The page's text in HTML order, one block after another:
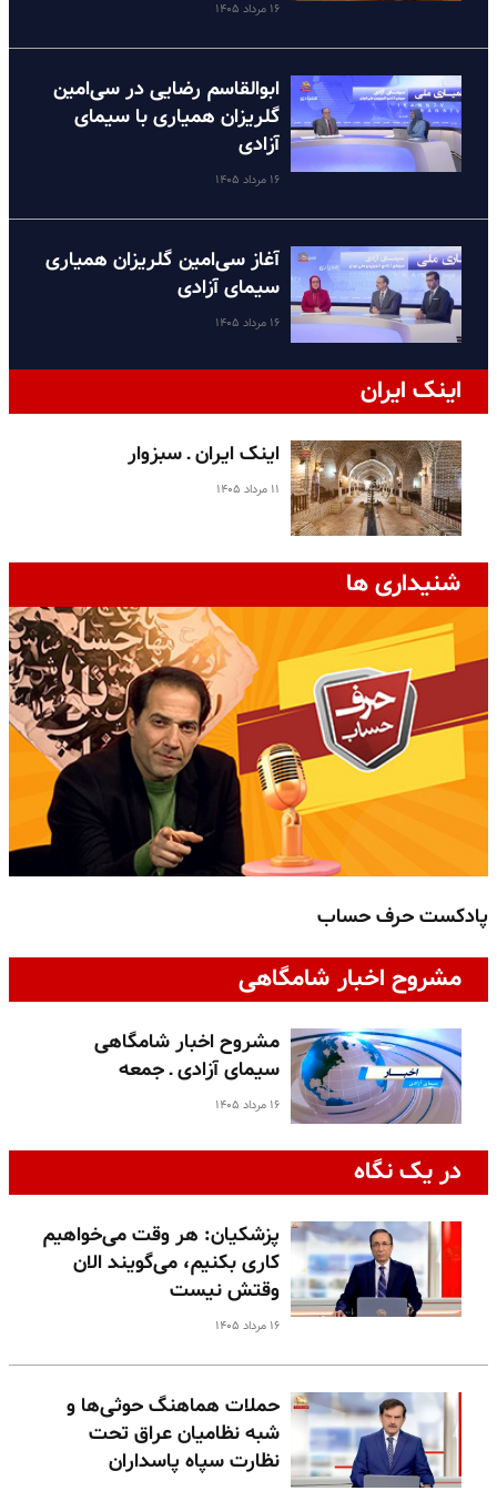
۱۶ مرداد ۱۴۰۵
ابوالقاسم رضایی در سی‌امین
گلریزان همیاری با سیمای
آزادی
۱۶ مرداد ۱۴۰۵
آغاز سی‌امین گلریزان همیاری
سیمای آزادی
۱۶ مرداد ۱۴۰۵
اینک ایران
اینک ایران ـ سبزوار
۱۱ مرداد ۱۴۰۵
شنیداری ها
پادکست حرف حساب
مشروح اخبار شامگاهی
مشروح اخبار شامگاهی
سیمای آزادی ـ جمعه
۱۶ مرداد ۱۴۰۵
در یک نگاه
پزشکیان: هر وقت می‌خواهیم
کاری بکنیم، می‌گویند الان
وقتش نیست
۱۶ مرداد ۱۴۰۵
حملات هماهنگ حوثی‌ها و
شبه نظامیان عراق تحت
نظارت سپاه پاسداران